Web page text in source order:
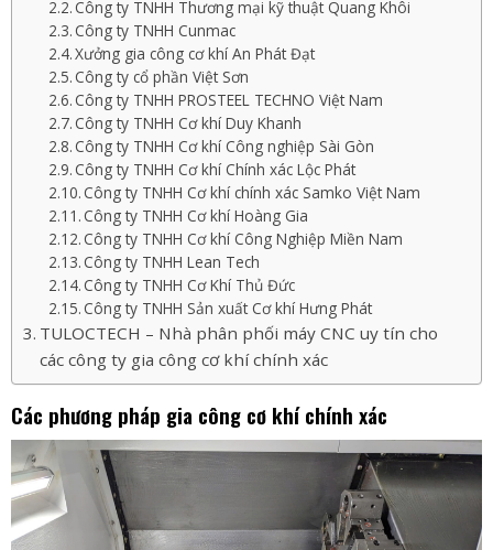
Công ty TNHH Thương mại kỹ thuật Quang Khôi
Công ty TNHH Cunmac
Xưởng gia công cơ khí An Phát Đạt
Công ty cổ phần Việt Sơn
Công ty TNHH PROSTEEL TECHNO Việt Nam
Công ty TNHH Cơ khí Duy Khanh
Công ty TNHH Cơ khí Công nghiệp Sài Gòn
Công ty TNHH Cơ khí Chính xác Lộc Phát
Công ty TNHH Cơ khí chính xác Samko Việt Nam
Công ty TNHH Cơ khí Hoàng Gia
Công ty TNHH Cơ khí Công Nghiệp Miền Nam
Công ty TNHH Lean Tech
Công ty TNHH Cơ Khí Thủ Đức
Công ty TNHH Sản xuất Cơ khí Hưng Phát
TULOCTECH – Nhà phân phối máy CNC uy tín cho
các công ty gia công cơ khí chính xác
Các phương pháp gia công cơ khí chính xác